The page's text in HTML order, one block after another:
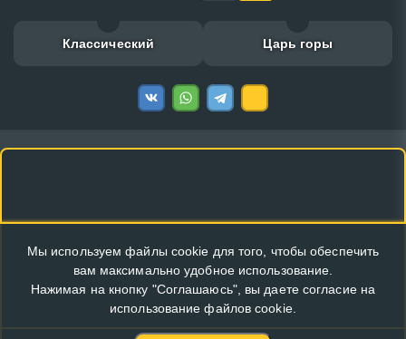
Классический Царь горы
Мы используем файлы cookie для того, чтобы обеспечить
вам максимально удобное использование.
Нажимая на кнопку "Соглашаюсь", вы даете согласие на
использование файлов cookie.